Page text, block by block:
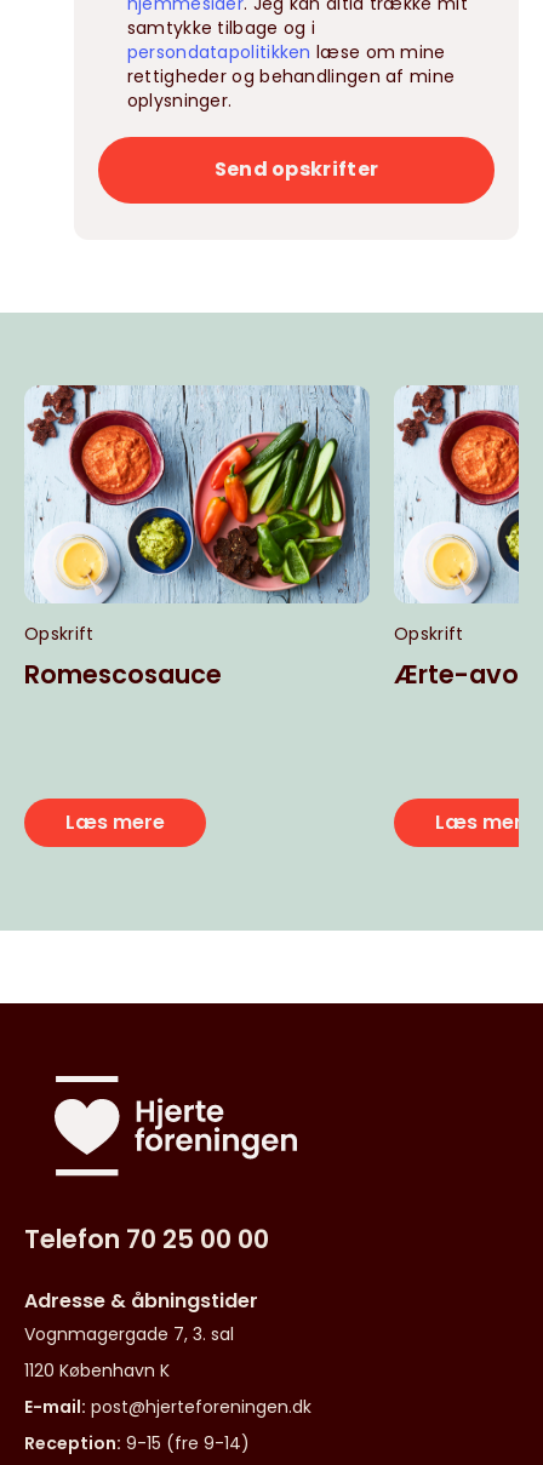
samtykke tilbage og i
persondatapolitikken læse om mine
rettigheder og behandlingen af mine
oplysninger.
Send opskrifter
Opskrift
Romescosauce
Læs mere
Opskrift
Ærte-
Læs mere
Telefon 70 25 00 00
Adresse & åbningstider
Vognmagergade 7, 3. sal
1120 København K
E-mail: post@hjerteforeningen.dk
Reception: 9-15 (fre 9-14)